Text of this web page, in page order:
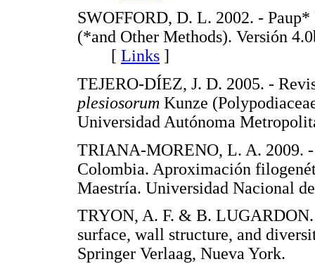
SWOFFORD, D. L. 2002. -
(*and Other Methods). Versión
[ Links ]
TEJERO-DÍEZ, J. D. 2005. -
plesiosorum Kunze
Universidad Autónoma
TRIANA-MORENO, L. A. 2009.
Colombia. Aproximación
Maestría. Universidad
TRYON, A. F. & B.
surface, wall structure, and
Springer Verlaag, Nueva